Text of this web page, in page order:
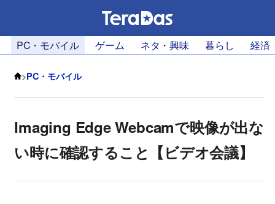
PC・モバイル ゲーム ネタ・興味 暮らし 経済
>PC・モバイル
Imaging Edge Webcamで映像が出な
い時に確認すること【ビデオ会議】